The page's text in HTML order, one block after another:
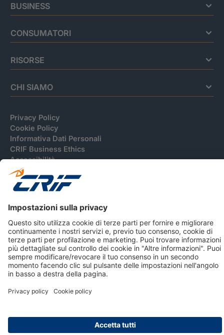
BUSINESS
CONSUMATORI
RISORSE
CHI SIAMO
Privacy Policy
Cookie Policy
Informativa Dati Personali
CRIF Business Ethics
Accessibilità
Informativa Privacy Relativa Al Sistema Di Informazioni
Creditizie
© 2026 CRIF S.p.A. Tutti i diritti riservati.
Via della Beverara, 21 / 40131 Bologna / Italy Cap. Soc.
sottoscritto € 51.941.235,00 di cui versato € 51.806.190,00 |
R.E.A. n° 410952 | Reg. Impr. Bo, C.F. e P.IVA 02083271201
Società soggetta all'attività di direzione e coordinamento di
CRIBIS Holding S.r.l., Società con unico socio